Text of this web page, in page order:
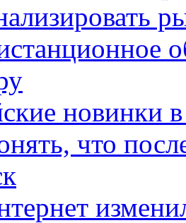
новинки
что